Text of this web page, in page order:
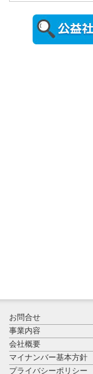
お問合せ
事業内容
会社概要
マイナンバー基本方針
プライバシーポリシー